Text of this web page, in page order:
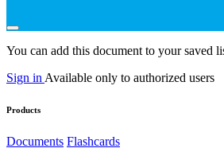
You can add this document to your saved
Sign in Available only to authorized users
Products
Documents Flashcards